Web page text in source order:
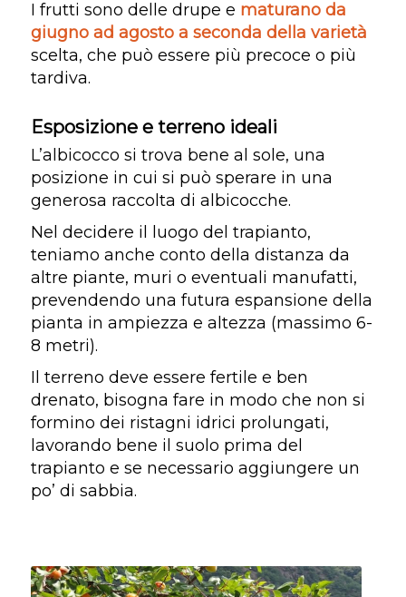
I frutti sono delle drupe e maturano da
giugno ad agosto a seconda della varietà
scelta, che può essere più precoce o più
tardiva.
Esposizione e terreno ideali
L’albicocco si trova bene al sole, una
posizione in cui si può sperare in una
generosa raccolta di albicocche.
Nel decidere il luogo del trapianto,
teniamo anche conto della distanza da
altre piante, muri o eventuali manufatti,
prevendendo una futura espansione della
pianta in ampiezza e altezza (massimo 6-
8 metri).
Il terreno deve essere fertile e ben
drenato, bisogna fare in modo che non si
formino dei ristagni idrici prolungati,
lavorando bene il suolo prima del
trapianto e se necessario aggiungere un
po’ di sabbia.